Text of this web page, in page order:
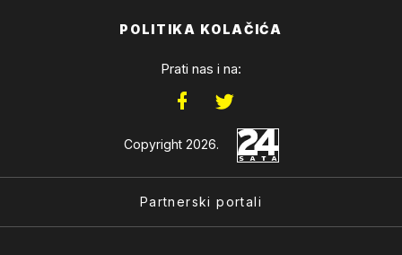
POLITIKA KOLAČIĆA
Prati nas i na:
Copyright 2026.
Partnerski portali